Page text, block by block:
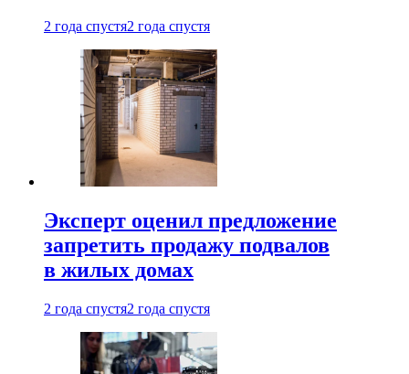
2 года спустя2 года спустя
Эксперт оценил предложение
запретить продажу подвалов
в жилых домах
2 года спустя2 года спустя